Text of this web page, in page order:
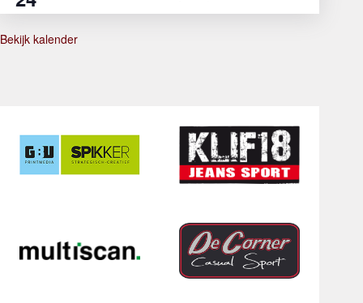
Bekijk kalender